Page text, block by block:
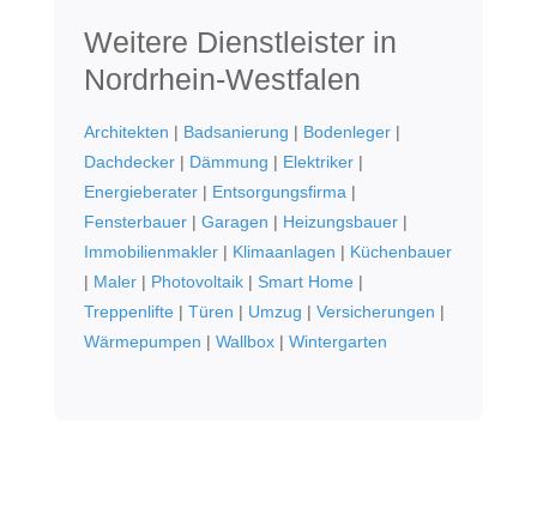
Weitere Dienstleister in
Nordrhein-Westfalen
Architekten | Badsanierung | Bodenleger|
Dachdecker| Dämmung | Elektriker|
Energieberater| Entsorgungsfirma|
Fensterbauer| Garagen | Heizungsbauer|
Immobilienmakler| Klimaanlagen | Küchenbauer
| Maler| Photovoltaik| Smart Home|
Treppenlifte| Türen | Umzug | Versicherungen |
Wärmepumpen | Wallbox| Wintergarten